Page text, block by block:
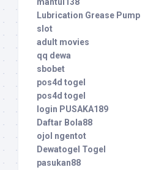
Lubrication Grease Pump
slot
adult movies
qq dewa
sbobet
pos4d togel
pos4d togel
login PUSAKA189
Daftar Bola88
ojol ngentot
Dewatogel Togel
pasukan88